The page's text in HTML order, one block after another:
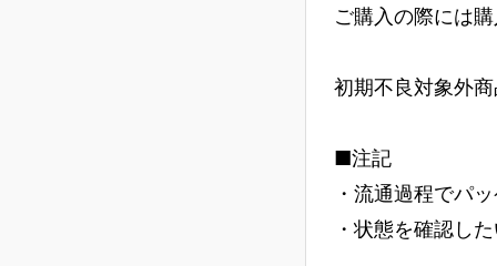
ご購入の際には
初期不良対象外
■注記
・流通過程でパ
・状態を確認し